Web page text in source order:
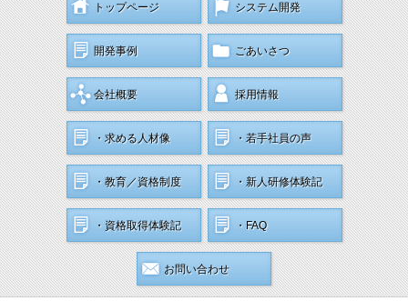
トップページ システム開発
開発事例 ごあいさつ
会社概要 採用情報
・求める人材像 ・若手社員の声
・教育／資格制度 ・新人研修体験記
・資格取得体験記 ・FAQ
お問い合わせ